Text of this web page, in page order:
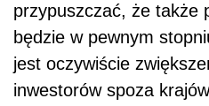
przypuszczać, że także
będzie w pewnym
jest oczywiście
inwestorów spoza